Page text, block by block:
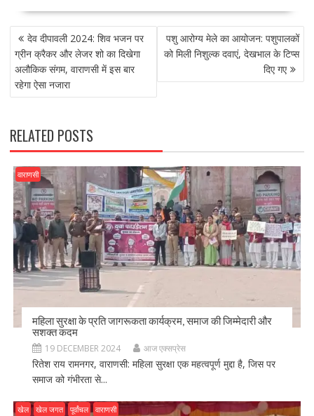
e
b
o
o
k
to
d
o
ai
l
ar
POST
NAVIGATION
देव दीपावली 2024: शिव भजन पर
ग्रीन क्रैकर और लेजर शो का दिखेगा
अलौकिक संगम, वाराणसी में इस बार
रहेगा ऐसा नजारा
पशु आरोग्य मेले का आयोजन: पशुपालकों
को मिली निशुल्क दवाएं, देखभाल के टिप्स
दिए गए
RELATED POSTS
वाराणसी
महिला सुरक्षा के प्रति जागरूकता कार्यक्रम, समाज की जिम्मेदारी और
सशक्त कदम
19 DECEMBER 2024 आज एक्सप्रेस
रितेश राय रामनगर, वाराणसी: महिला सुरक्षा एक महत्वपूर्ण मुद्दा है, जिस पर
समाज को गंभीरता से...
खेल खेल जगत पूर्वांचल वाराणसी